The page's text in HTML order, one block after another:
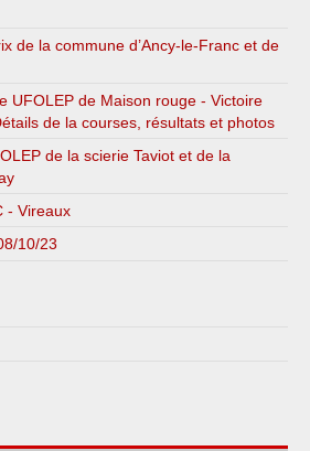
de la commune d’Ancy-le-Franc et de
UFOLEP de Maison rouge - Victoire
de la courses, résultats et photos
de la scierie Taviot et de la
- Vireaux
10/23